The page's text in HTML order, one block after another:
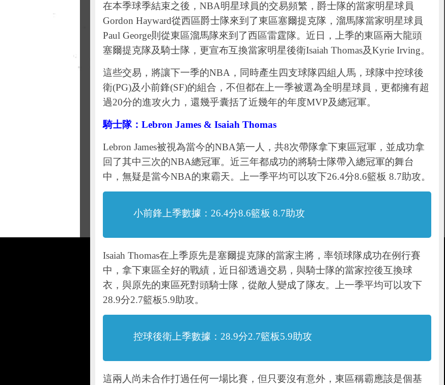
在本季球季結束之後，NBA明星球員的交易頻繁，爵士隊的當家明星球員
Gordon Hayward從西區爵士隊來到了東區塞爾提克隊，溜馬隊當家明星球員
Paul George則從東區溜馬隊來到了西區雷霆隊。近日，上季的東區兩大龍頭
塞爾提克隊及騎士隊，更宣布互換當家明星後衛Isaiah Thomas及Kyrie Irving。
這些交易，將讓下一季的NBA，同時產生四支球隊四組人馬，球隊中控球後
衛(PG)及小前鋒(SF)的組合，不但都在上一季被選為全明星球員，更都擁有超
過20分的進攻火力，還幾乎囊括了近幾年的年度MVP及總冠軍。
騎士隊：Lebron James & Isaiah Thomas
Lebron James被視為當今的NBA第一人，共8次帶隊拿下東區冠軍，並成功拿
回了其中三次的NBA總冠軍。近三年都成功的將騎士隊帶入總冠軍的舞台
中，無疑是當今NBA的東霸天。上一季平均可以攻下26.4分8.6籃板 8.7助攻。
小前鋒上季數據：26.4分8.6籃板 8.7助攻
Isaiah Thomas在上季原先是塞爾提克隊的當家主將，率領球隊成功在例行賽
中，拿下東區全好的戰績，近日卻透過交易，與騎士隊的當家控後互換球
衣，與原先的東區死對頭騎士隊，從敵人變成了隊友。上一季平均可以攻下
28.9分2.7籃板5.9助攻。
控球後衛上季數據：28.9分2.7籃板5.9助攻
這兩人尚未合作打過任何一場比賽，但只要沒有意外，東區稱霸應該是個基